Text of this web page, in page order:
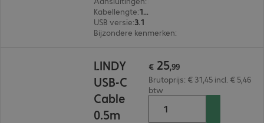
Kabellengte: 1 m
USB versie:3.1
Bijzondere kenmerken:
LINDY
USB-C
Cable
0.5m
€ 25,99
Brutoprijs: € 31,45 incl. € 5,46
btw